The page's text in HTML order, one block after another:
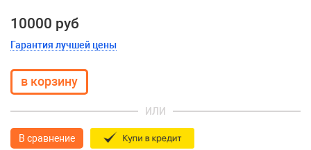
10000 руб
Гарантия лучшей цены
ИЛИ
В сравнение